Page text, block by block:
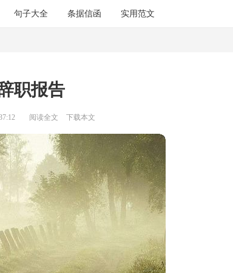
句子大全 条据信函 实用范文
职报告
阅读全文 下载本文